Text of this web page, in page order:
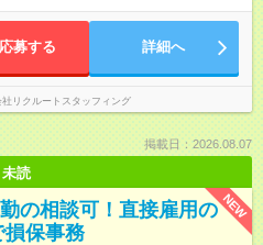
応募する 詳細へ
社リクルートスタッフィング
掲載日：2026.08.07
未読
NEW
の相談可！直接雇用の
損保事務